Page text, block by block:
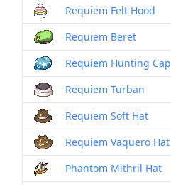
Requiem Felt Hood
Requiem Beret
Requiem Hunting Cap
Requiem Turban
Requiem Soft Hat
Requiem Vaquero Hat
Phantom Mithril Hat